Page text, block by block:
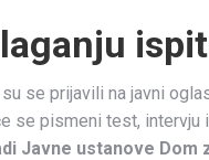
se prijavili na javni
se pismeni test,
Javne ustanove Dom